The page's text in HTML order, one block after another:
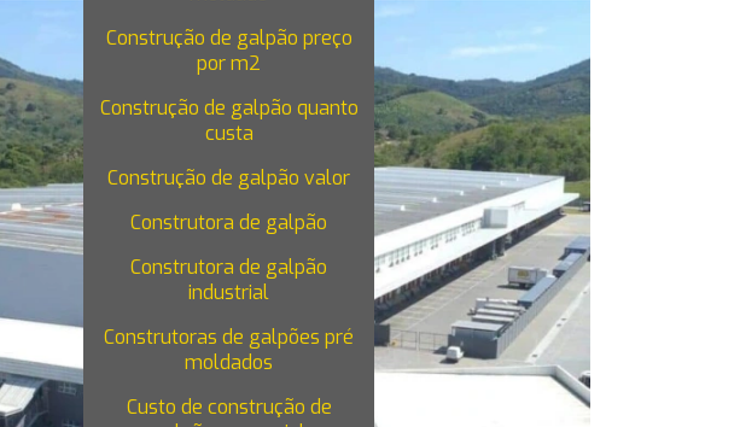
Construção de galpão preço
por m2
Construção de galpão quanto
custa
Construção de galpão valor
Construtora de galpão
Construtora de galpão
industrial
Construtoras de galpões pré
moldados
Custo de construção de